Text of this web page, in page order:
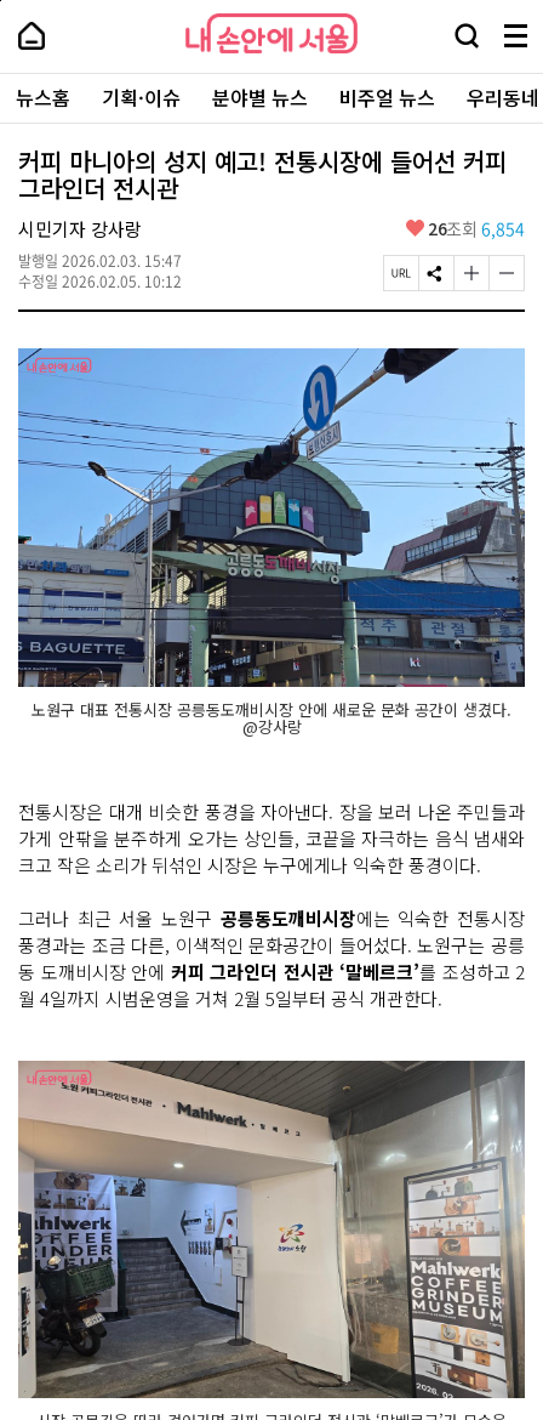
본
로
가
내
손
안
에
서
울
-
서
울
시
대
표
소
통
포
내
손
에
울
검
창
열
기
메
뉴
전
체
보
주
요
서
뉴스홈 기획·이슈 분야별 뉴스 비주얼 뉴스 우리동
커피 마니아의 성지 예고! 전통시장에 들어선 커피
그라인더 전시관
시민기자 강사랑
발행일 2026.02.03. 15:47
수정일 2026.02.05. 10:12
좋
요
26조회 6,854
페
이
U
L
S
N
공
유
글
자
기
하
기
글
자
기
경
하
기
노원구 대표 전통시장 공릉동도깨비시장 안에 새로운 문화 공간이 생겼다.
@강사랑
전통시장은 대개 비슷한 풍경을 자아낸다. 장을 보러 나온 주민들과
가게 안팎을 분주하게 오가는 상인들, 코끝을 자극하는 음식 냄새와
크고 작은 소리가 뒤섞인 시장은 누구에게나 익숙한 풍경이다.
그러나 최근 서울 노원구 공릉동도깨비시장에는 익숙한 전통시장
풍경과는 조금 다른, 이색적인 문화공간이 들어섰다. 노원구는 공릉
동 도깨비시장 안에 커피 그라인더 전시관 ‘말베르크’를 조성하고 2
월 4일까지 시범운영을 거쳐 2월 5일부터 공식 개관한다.
페
상
단
로